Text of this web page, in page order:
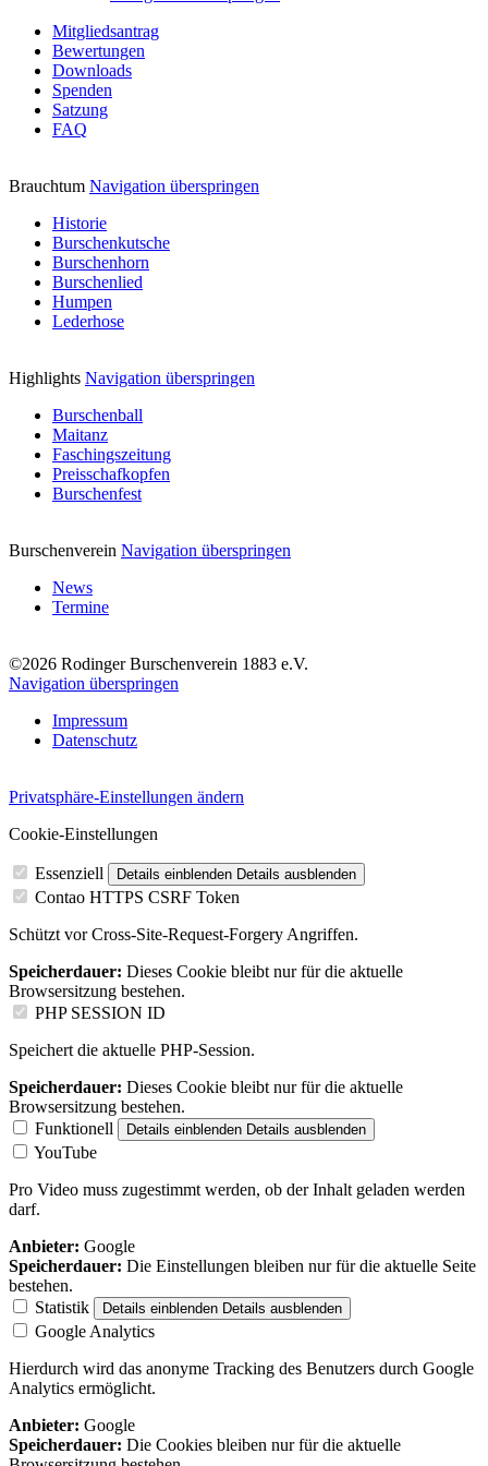
Mitgliedsantrag
Bewertungen
Downloads
Spenden
Satzung
FAQ
Brauchtum Navigation überspringen
Historie
Burschenkutsche
Burschenhorn
Burschenlied
Humpen
Lederhose
Highlights Navigation überspringen
Burschenball
Maitanz
Faschingszeitung
Preisschafkopfen
Burschenfest
Burschenverein Navigation überspringen
News
Termine
©2026 Rodinger Burschenverein 1883 e.V.
Navigation überspringen
Impressum
Datenschutz
Privatsphäre-Einstellungen ändern
Cookie-Einstellungen
Essenziell Details einblenden Details ausblenden
Contao HTTPS CSRF Token
Schützt vor Cross-Site-Request-Forgery Angriffen.
Speicherdauer: Dieses Cookie bleibt nur für die aktuelle
Browsersitzung bestehen.
PHP SESSION ID
Speichert die aktuelle PHP-Session.
Speicherdauer: Dieses Cookie bleibt nur für die aktuelle
Browsersitzung bestehen.
Funktionell
Details einblenden Details ausblenden
YouTube
Pro Video muss zugestimmt werden, ob der Inhalt geladen werden
darf.
Anbieter: Google
Speicherdauer: Die Einstellungen bleiben nur für die aktuelle Seite
bestehen.
Statistik
Details einblenden Details ausblenden
Google Analytics
Hierdurch wird das anonyme Tracking des Benutzers durch Google
Analytics ermöglicht.
Anbieter: Google
Speicherdauer: Die Cookies bleiben nur für die aktuelle